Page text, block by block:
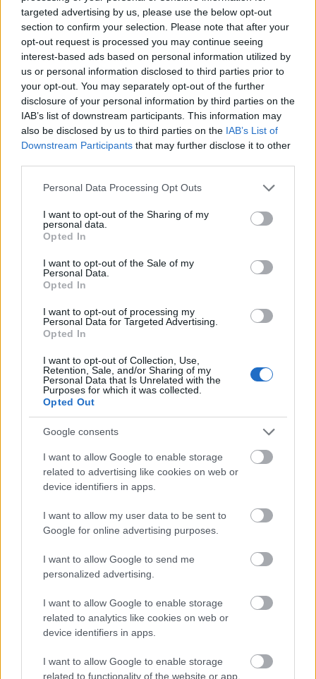
targeted advertising by us, please use the below opt-out
section to confirm your selection. Please note that after your
opt-out request is processed you may continue seeing
interest-based ads based on personal information utilized by
us or personal information disclosed to third parties prior to
your opt-out. You may separately opt-out of the further
disclosure of your personal information by third parties on the
IAB’s list of downstream participants. This information may
also be disclosed by us to third parties on the IAB’s List of
Downstream Participants that may further disclose it to other
Please note that this website/app uses one or more Google
not limited to your visit or usage behaviour. You may click to
grant or deny consent to Google and its third-party tags to
use your data for below specified purposes in below Google
consent section.
Personal Data Processing Opt Outs
I want to opt-out of the Sharing of my
personal data.
Opted In
I want to opt-out of the Sale of my
Personal Data.
Opted In
I want to opt-out of processing my
Personal Data for Targeted Advertising.
Opted In
I want to opt-out of Collection, Use,
Retention, Sale, and/or Sharing of my
Personal Data that Is Unrelated with the
Purposes for which it was collected.
Opted Out
Google consents
I want to allow Google to enable storage
related to advertising like cookies on web or
device identifiers in apps.
I want to allow my user data to be sent to
Google for online advertising purposes.
I want to allow Google to send me
personalized advertising.
I want to allow Google to enable storage
related to analytics like cookies on web or
device identifiers in apps.
I want to allow Google to enable storage
related to functionality of the website or app.
Jó volna magabiztos választ adni arra, hogy akkor
viszont kiknek az embere. Amszterdam mellett
Londonban szerették nagyon, ott volt otthon, ott is
halt meg. Vezette a London Philharmonic Orchestrát,
a Covent Garden Operát, ott búcsúzott a
közönségtől… - majdnem. Az utolsó előtti koncertje
volt ott a Bécsi Filharmonikusokkal. Az angol sajtó
meghatottan emlékezik néhány koncertjére,
különösen egy Mahler 9. szimfóniára, egy Az istenek
alkonya előadásra.
olyan ember írta, aki már két éve meghalt. Lehet,
hogy ez egy halott műfaj.
Címkék:Bernard Haitink
Ajánlott bejegyzések:
Ironikus
A megválaszolatlan kérdés
Az üllő és a kalapács között